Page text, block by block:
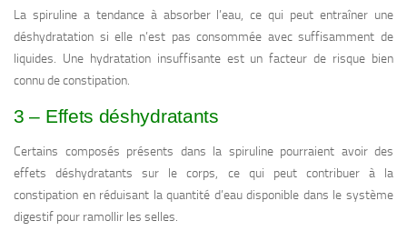
La spiruline a tendance à absorber l’eau, ce qui peut entraîner une
déshydratation si elle n’est pas consommée avec suffisamment de
liquides. Une hydratation insuffisante est un facteur de risque bien
connu de constipation.
3 – Effets déshydratants
Certains composés présents dans la spiruline pourraient avoir des
effets déshydratants sur le corps, ce qui peut contribuer à la
constipation en réduisant la quantité d’eau disponible dans le système
digestif pour ramollir les selles.